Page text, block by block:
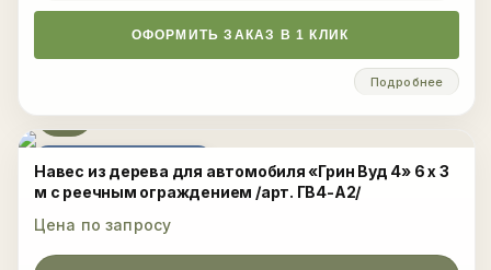
ОФОРМИТЬ ЗАКАЗ В 1 КЛИК
Подробнее
Навес из дерева для автомобиля «Грин Вуд 4» 6 х 3
м с реечным ограждением /арт. ГВ4-А2/
Цена по запросу